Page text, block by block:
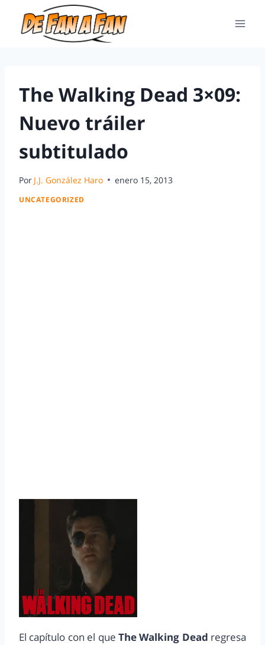
The Walking Dead 3×09:
Nuevo tráiler
subtitulado
Por J.J. González Haro enero 15, 2013
UNCATEGORIZED
El capítulo con el que The Walking Dead regresa